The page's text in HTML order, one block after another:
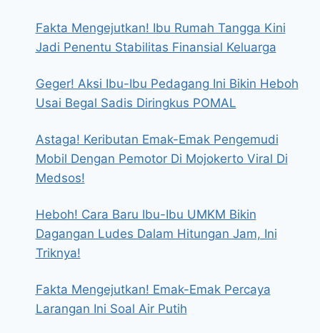
Fakta Mengejutkan! Ibu Rumah Tangga Kini
Jadi Penentu Stabilitas Finansial Keluarga
Geger! Aksi Ibu-Ibu Pedagang Ini Bikin Heboh
Usai Begal Sadis Diringkus POMAL
Astaga! Keributan Emak-Emak Pengemudi
Mobil Dengan Pemotor Di Mojokerto Viral Di
Medsos!
Heboh! Cara Baru Ibu-Ibu UMKM Bikin
Dagangan Ludes Dalam Hitungan Jam, Ini
Triknya!
Fakta Mengejutkan! Emak-Emak Percaya
Larangan Ini Soal Air Putih